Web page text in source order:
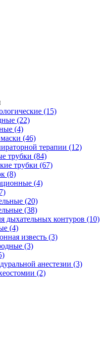
(15)
(22)
(4)
(46)
терапии (12)
трубки (84)
трубки (67)
(8)
(4)
(20)
(38)
дыхательных контуров (10)
(4)
известь (3)
(3)
анестезии (3)
(2)